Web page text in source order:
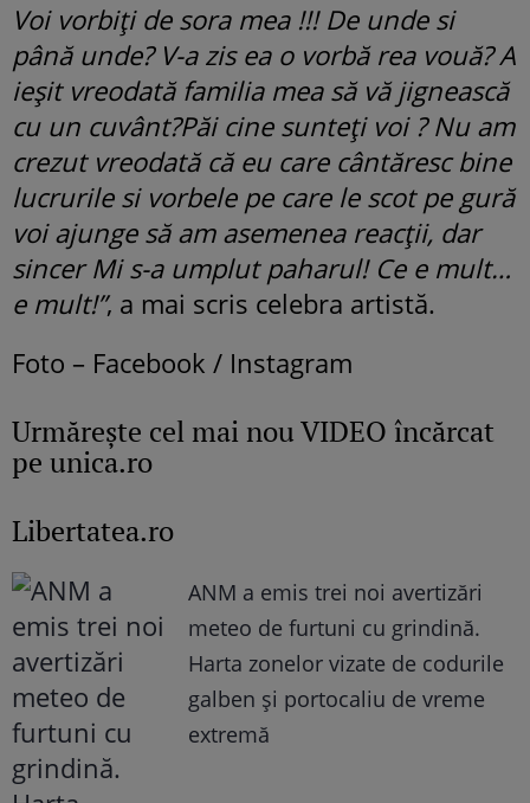
Voi vorbiți de sora mea !!! De unde si
până unde? V-a zis ea o vorbă rea vouă? A
ieșit vreodată familia mea să vă jignească
cu un cuvânt?Păi cine sunteți voi ? Nu am
crezut vreodată că eu care cântăresc bine
lucrurile si vorbele pe care le scot pe gură
voi ajunge să am asemenea reacții, dar
sincer Mi s-a umplut paharul! Ce e mult…
e mult!”, a mai scris celebra artistă.
Foto – Facebook / Instagram
Urmăreşte cel mai nou VIDEO încărcat
pe unica.ro
Libertatea.ro
ANM a emis trei noi avertizări
meteo de furtuni cu grindină.
Harta zonelor vizate de codurile
galben și portocaliu de vreme
extremă